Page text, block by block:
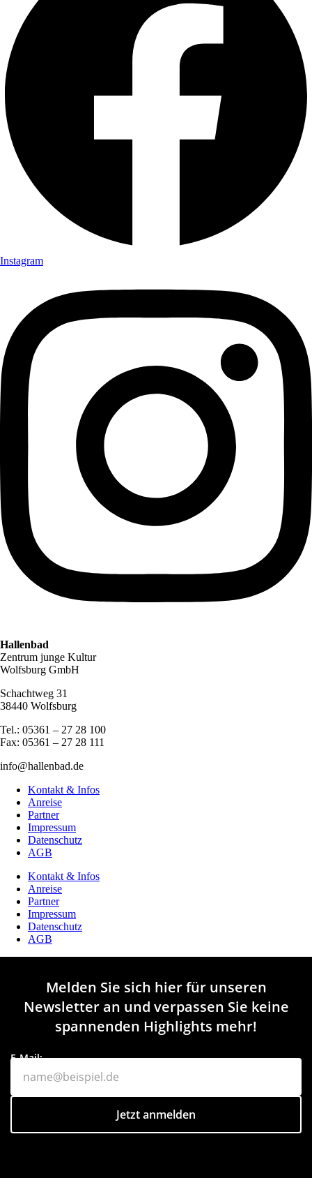
Instagram
Hallenbad
Zentrum junge Kultur
Wolfsburg GmbH
Schachtweg 31
38440 Wolfsburg
Tel.: 05361 – 27 28 100
Fax: 05361 – 27 28 111
info@hallenbad.de
Kontakt & Infos
Anreise
Partner
Impressum
Datenschutz
AGB
Kontakt & Infos
Anreise
Partner
Impressum
Datenschutz
AGB